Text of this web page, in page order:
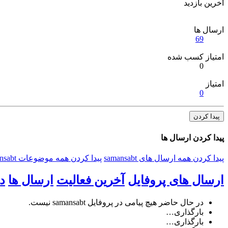
آخرین بازدید
ارسال ها
69
امتیاز کسب شده
0
امتیاز
0
پیدا کردن
پیدا کردن ارسال ها
پیدا کردن همه ارسال های samansabt پیدا کردن همه موضوعات samansabt
ارسال های پروفایل آخرین فعالیت ارسال ها
در حال حاضر هیچ پیامی در پروفایل samansabt نیست.
بارگذاری…
بارگذاری…